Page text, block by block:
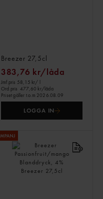
Breezer 27,5cl
383,76 kr/låda
Jmf.pris 58,15 kr/ l
Ord.pris 477,60 kr/låda
Priset gäller t.o.m 2026.08.09
LOGGA IN